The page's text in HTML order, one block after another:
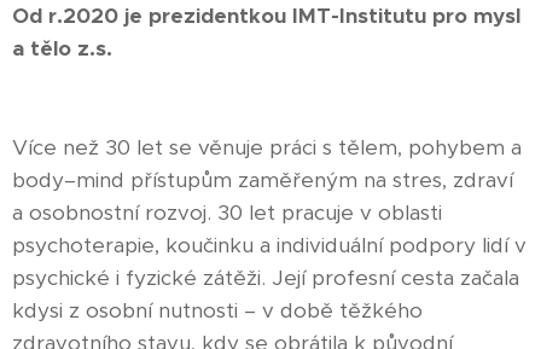
Od r.2020 je prezidentkou IMT-Institutu pro mysl
a tělo z.s.
Více než 30 let se věnuje práci s tělem, pohybem a
body–mind přístupům zaměřeným na stres, zdraví
a osobnostní rozvoj. 30 let pracuje v oblasti
psychoterapie, koučinku a individuální podpory lidí v
psychické i fyzické zátěži. Její profesní cesta začala
kdysi z osobní nutnosti – v době těžkého
zdravotního stavu, kdy se obrátila k původní